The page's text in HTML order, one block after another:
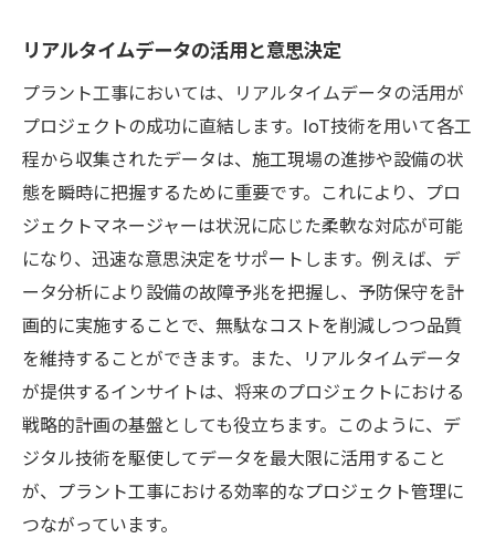
リアルタイムデータの活用と意思決定
プラント工事においては、リアルタイムデータの活用が
プロジェクトの成功に直結します。IoT技術を用いて各工
程から収集されたデータは、施工現場の進捗や設備の状
態を瞬時に把握するために重要です。これにより、プロ
ジェクトマネージャーは状況に応じた柔軟な対応が可能
になり、迅速な意思決定をサポートします。例えば、デ
ータ分析により設備の故障予兆を把握し、予防保守を計
画的に実施することで、無駄なコストを削減しつつ品質
を維持することができます。また、リアルタイムデータ
が提供するインサイトは、将来のプロジェクトにおける
戦略的計画の基盤としても役立ちます。このように、デ
ジタル技術を駆使してデータを最大限に活用すること
が、プラント工事における効率的なプロジェクト管理に
つながっています。